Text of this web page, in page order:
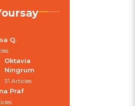
Q.
Oktavia
Ningrum
31 Articles
Praf